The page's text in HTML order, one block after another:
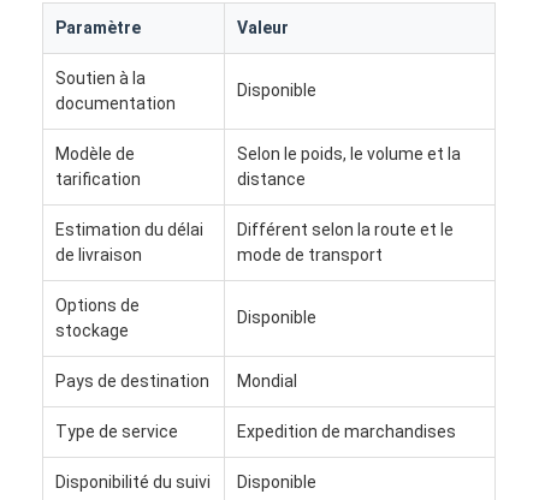
Aperçu
Produits
A propos de nous
Visite d'usine
Paramètre Valeur
Soutien à la
documentation
Disponible
Modèle de
tarification
Selon le poids, le volume et la
distance
Estimation du délai
de livraison
Différent selon la route et le
mode de transport
Options de
stockage
Disponible
Pays de destination Mondial
Type de service Expedition de marchandises
Disponibilité du suivi Disponible